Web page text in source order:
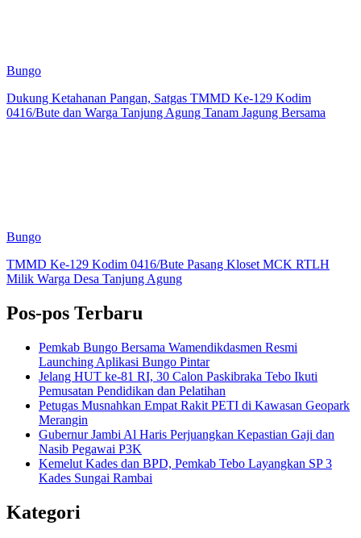
Bungo
Dukung Ketahanan Pangan, Satgas TMMD Ke-129 Kodim
0416/Bute dan Warga Tanjung Agung Tanam Jagung Bersama
Bungo
TMMD Ke-129 Kodim 0416/Bute Pasang Kloset MCK RTLH
Milik Warga Desa Tanjung Agung
Pos-pos Terbaru
Pemkab Bungo Bersama Wamendikdasmen Resmi
Launching Aplikasi Bungo Pintar
Jelang HUT ke-81 RI, 30 Calon Paskibraka Tebo Ikuti
Pemusatan Pendidikan dan Pelatihan
Petugas Musnahkan Empat Rakit PETI di Kawasan Geopark
Merangin
Gubernur Jambi Al Haris Perjuangkan Kepastian Gaji dan
Nasib Pegawai P3K
Kemelut Kades dan BPD, Pemkab Tebo Layangkan SP 3
Kades Sungai Rambai
Kategori